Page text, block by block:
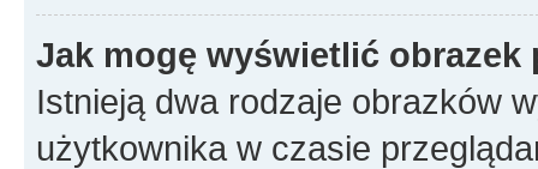
Jak mogę wyświetlić
Istnieją dwa rodzaje obrazków
użytkownika w czasie